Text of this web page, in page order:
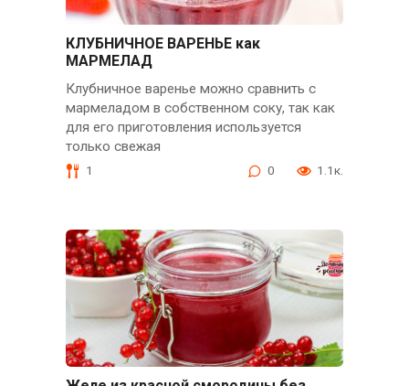
КЛУБНИЧНОЕ ВАРЕНЬЕ как
МАРМЕЛАД
Клубничное варенье можно сравнить с
мармеладом в собственном соку, так как
для его приготовления используется
только свежая
1 0 1.1к.